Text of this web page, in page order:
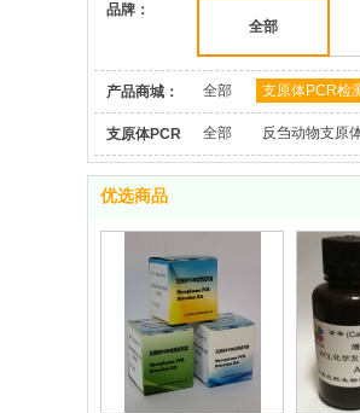
品牌：
全部
产品商城： 全部 支原体PCR检
支原体PCR
检测：
全部 反刍动物支原
优选商品